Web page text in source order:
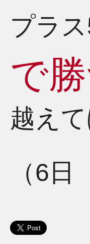
プラス
で
越えて
（6